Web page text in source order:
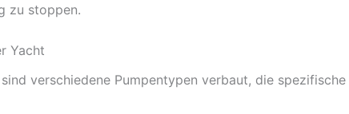
zu stoppen.
Yacht
verschiedene Pumpentypen verbaut, die